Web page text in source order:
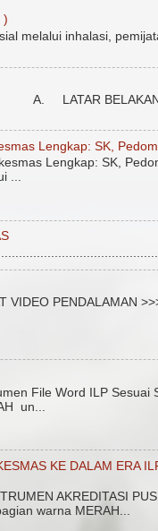
)
melalui inhalasi,
A. LATAR
Lengkap: SK,
Lengkap: SK,
...
VIDEO PENDALAMAN
File Word ILP Sesuai
un...
KE DALAM ERA
AKREDITASI
warna MERAH...